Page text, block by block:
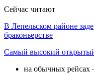
Сейчас читают
В Лепельском районе
браконьерстве
Самый высокий
на обычных рейсах